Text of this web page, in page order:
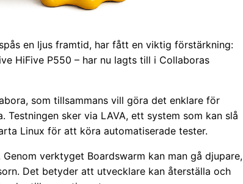
en ljus framtid, har fått en viktig förstärkning:
HiFive P550 – har nu lagts till i Collaboras
som tillsammans vill göra det enklare för
sker via LAVA, ett system som kan slå
Linux för att köra automatiserade tester.
verktyget Boardswarm kan man gå djupare,
Det betyder att utvecklare kan återställa och